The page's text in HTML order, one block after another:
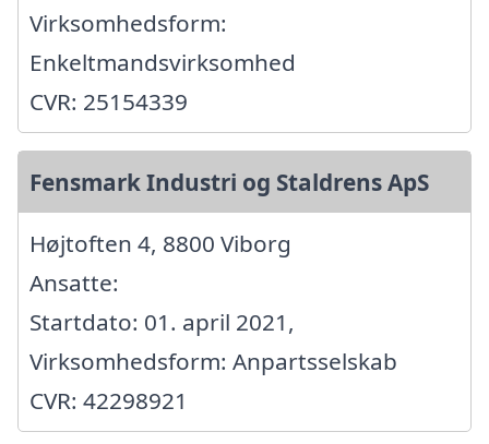
Virksomhedsform:
Enkeltmandsvirksomhed
CVR: 25154339
Fensmark Industri og Staldrens ApS
Højtoften 4, 8800 Viborg
Ansatte:
Startdato: 01. april 2021,
Virksomhedsform: Anpartsselskab
CVR: 42298921